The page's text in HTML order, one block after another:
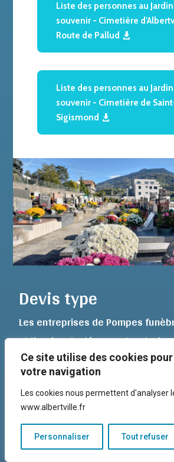
Ce site utilise des cookies
votre navigation
Les cookies nous permettent d'analyser
www.albertville.fr
Personnaliser Tout refuser
Liste des personnes au
souvenir - Cimetière
Route de Pallud
Liste des personnes au
souvenir - Cimetière de
Sigismond
Devis type
Les entreprises de Pompes
obligation de déposer des
fixés par arrêté ministériel
communes de plus de 5 000
Retrouvez ci-dessous ces devis-
Devis de crémation -